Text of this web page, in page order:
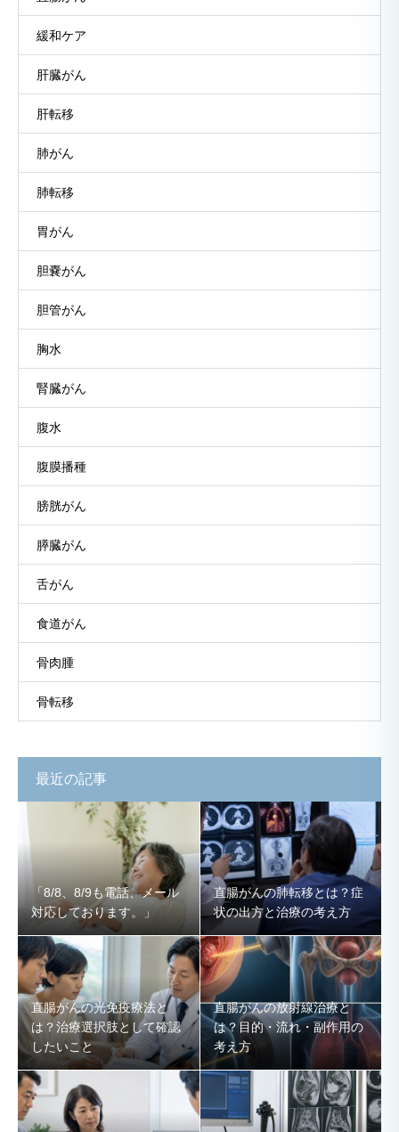
緩和ケア
肝臓がん
肝転移
肺がん
肺転移
胃がん
胆嚢がん
胆管がん
胸水
腎臓がん
腹水
腹膜播種
膀胱がん
膵臓がん
舌がん
食道がん
骨肉腫
骨転移
最近の記事
「8/8、8/9も電話、メール
対応しております。」
直腸がんの肺転移とは？症
状の出方と治療の考え方
直腸がんの光免疫療法と
は？治療選択肢として確認
したいこと
直腸がんの放射線治療と
は？目的・流れ・副作用の
考え方